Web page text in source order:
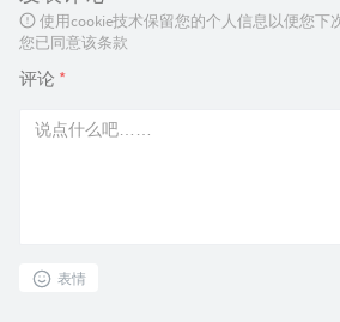
使用cookie技术保留您的个人信息以便您下
您已同意该条款
评论 *
表情